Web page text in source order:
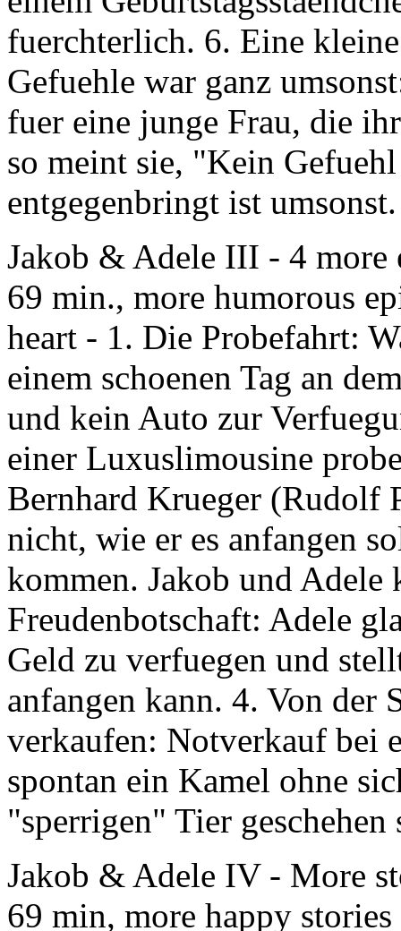
fuerchterlich. 6. Eine
Gefuehle war ganz
fuer eine junge Frau, die
so meint sie, "Kein
entgegenbringt ist umsonst.
Jakob & Adele III - 4 more
69 min., more humorous
heart - 1. Die Probefahrt:
einem schoenen Tag an
und kein Auto zur
einer Luxuslimousine
Bernhard Krueger (Rudolf
nicht, wie er es anfangen
kommen. Jakob und Adele
Freudenbotschaft: Adele
Geld zu verfuegen und
anfangen kann. 4. Von
verkaufen: Notverkauf bei
spontan ein Kamel ohne
"sperrigen" Tier geschehen
Jakob & Adele IV- More
69 min, more happy